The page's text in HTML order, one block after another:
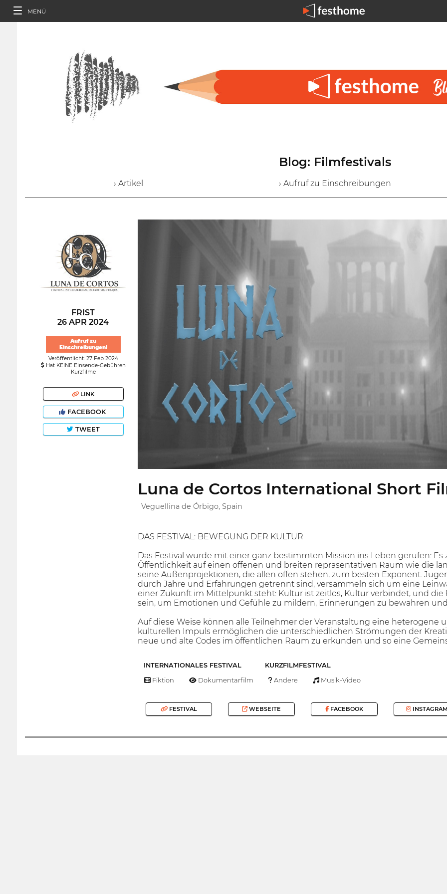
MENÜ
Blog: Filmfestivals
› Artikel › Aufruf zu Einschreibungen
FRIST
26 APR 2024
Aufruf zu
Einschreibungen!
Veröffentlicht: 27 Feb 2024
Hat KEINE Einsende-Gebühren
Kurzfilme
LINK
FACEBOOK
TWEET
Luna de Cortos International Short
Veguellina de Órbigo, Spain
DAS FESTIVAL: BEWEGUNG DER KULTUR
Das Festival wurde mit einer ganz bestimmten Mission ins Leben gerufen:
Öffentlichkeit auf einen offenen und breiten repräsentativen Raum wie die
seine Außenprojektionen, die allen offen stehen, zum besten Exponent.
durch Jahre und Erfahrungen getrennt sind, versammeln sich um eine
einer Zukunft im Mittelpunkt steht: Kultur ist zeitlos, Kultur verbindet, und
sein, um Emotionen und Gefühle zu mildern, Erinnerungen zu bewahren
Auf diese Weise können alle Teilnehmer der Veranstaltung eine heterogene
kulturellen Impuls ermöglichen die unterschiedlichen Strömungen der
neue und alte Codes im öffentlichen Raum zu erkunden und so eine
INTERNATIONALES FESTIVAL KURZFILMFESTIVAL
Fiktion Dokumentarfilm Andere Musik-Video
FESTIVAL WEBSEITE FACEBOOK